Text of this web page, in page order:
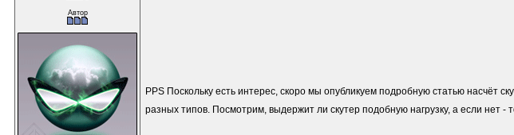
Автор
PPS Поскольку есть интерес, скоро мы опубликуем подробную статью насчёт
разных типов. Посмотрим, выдержит ли скутер подобную нагрузку, а если нет -